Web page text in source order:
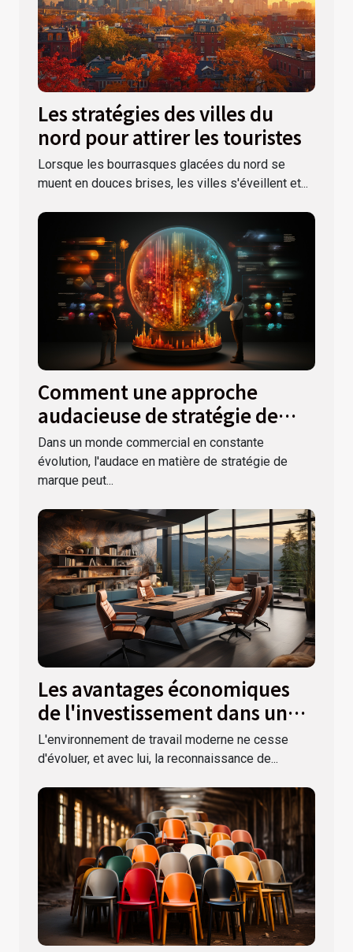
Les stratégies des villes du
nord pour attirer les touristes
Lorsque les bourrasques glacées du nord se
muent en douces brises, les villes s'éveillent et...
Comment une approche
audacieuse de stratégie de
marque peut transformer
votre entreprise
Dans un monde commercial en constante
évolution, l'audace en matière de stratégie de
marque peut...
Les avantages économiques
de l'investissement dans un
mobilier de bureau de haute
qualité
L'environnement de travail moderne ne cesse
d'évoluer, et avec lui, la reconnaissance de...